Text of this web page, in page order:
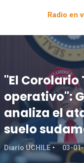
Radio en
"El
operativo":
analiza el
suelo
Diario UCHILE 03-